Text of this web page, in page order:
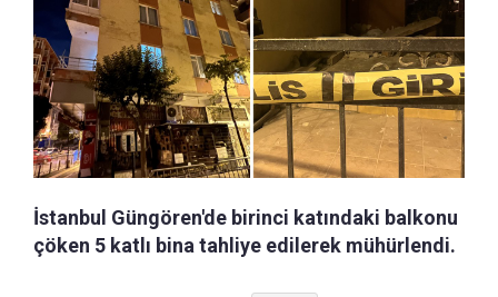
İstanbul Güngören'de birinci katındaki balkonu
çöken 5 katlı bina tahliye edilerek mühürlendi.